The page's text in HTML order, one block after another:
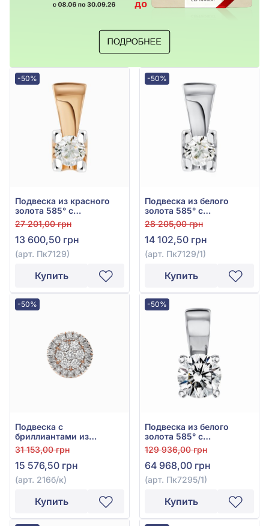
-50%
Подвеска из красного
золота 585° с
бриллиантом 0,11ct, арт.
Пк7129
27 201,00 грн
13 600,50 грн
(арт. Пк7129)
Купить
-50%
Подвеска из белого
золота 585° с
бриллиантом 0,11ct, арт.
Пк7129/1
28 205,00 грн
14 102,50 грн
(арт. Пк7129/1)
Купить
-50%
Подвеска с
бриллиантами из
красного золота 585°,
Бриллиант 0,14ct, арт.
216б/к
31 153,00 грн
15 576,50 грн
(арт. 216б/к)
Купить
-50%
Подвеска из белого
золота 585° с
бриллиантом 0,52ct, арт.
Пк7295/1
129 936,00 грн
64 968,00 грн
(арт. Пк7295/1)
Купить